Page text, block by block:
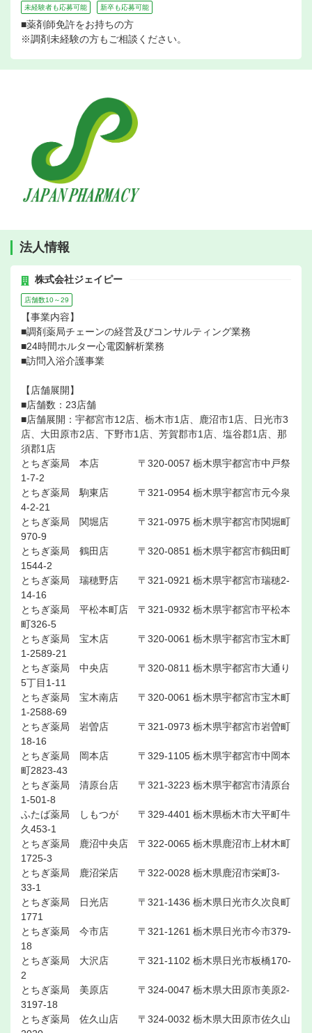
未経験者も応募可能 新卒も応募可能
■薬剤師免許をお持ちの方
※調剤未経験の方もご相談ください。
法人情報
株式会社ジェイピー
店舗数10～29
【事業内容】
■調剤薬局チェーンの経営及びコンサルティング業務
■24時間ホルター心電図解析業務
■訪問入浴介護事業
【店舗展開】
■店舗数：23店舗
■店舗展開：宇都宮市12店、栃木市1店、鹿沼市1店、日光市3
店、大田原市2店、下野市1店、芳賀郡市1店、塩谷郡1店、那
須郡1店
とちぎ薬局 本店 〒320-0057 栃木県宇都宮市中戸祭
1-7-2
とちぎ薬局 駒東店 〒321-0954 栃木県宇都宮市元今泉
4-2-21
とちぎ薬局 関堀店 〒321-0975 栃木県宇都宮市関堀町
970-9
とちぎ薬局 鶴田店 〒320-0851 栃木県宇都宮市鶴田町
1544-2
とちぎ薬局 瑞穂野店 〒321-0921 栃木県宇都宮市瑞穂2-
14-16
とちぎ薬局 平松本町店 〒321-0932 栃木県宇都宮市平松本
町326-5
とちぎ薬局 宝木店 〒320-0061 栃木県宇都宮市宝木町
1-2589-21
とちぎ薬局 中央店 〒320-0811 栃木県宇都宮市大通り
5丁目1-11
とちぎ薬局 宝木南店 〒320-0061 栃木県宇都宮市宝木町
1-2588-69
とちぎ薬局 岩曽店 〒321-0973 栃木県宇都宮市岩曽町
18-16
とちぎ薬局 岡本店 〒329-1105 栃木県宇都宮市中岡本
町2823-43
とちぎ薬局 清原台店 〒321-3223 栃木県宇都宮市清原台
1-501-8
ふたば薬局 しもつが 〒329-4401 栃木県栃木市大平町牛
久453-1
とちぎ薬局 鹿沼中央店 〒322-0065 栃木県鹿沼市上材木町
1725-3
とちぎ薬局 鹿沼栄店 〒322-0028 栃木県鹿沼市栄町3-
33-1
とちぎ薬局 日光店 〒321-1436 栃木県日光市久次良町
1771
とちぎ薬局 今市店 〒321-1261 栃木県日光市今市379-
18
とちぎ薬局 大沢店 〒321-1102 栃木県日光市板橋170-
2
とちぎ薬局 美原店 〒324-0047 栃木県大田原市美原2-
3197-18
とちぎ薬局 佐久山店 〒324-0032 栃木県大田原市佐久山